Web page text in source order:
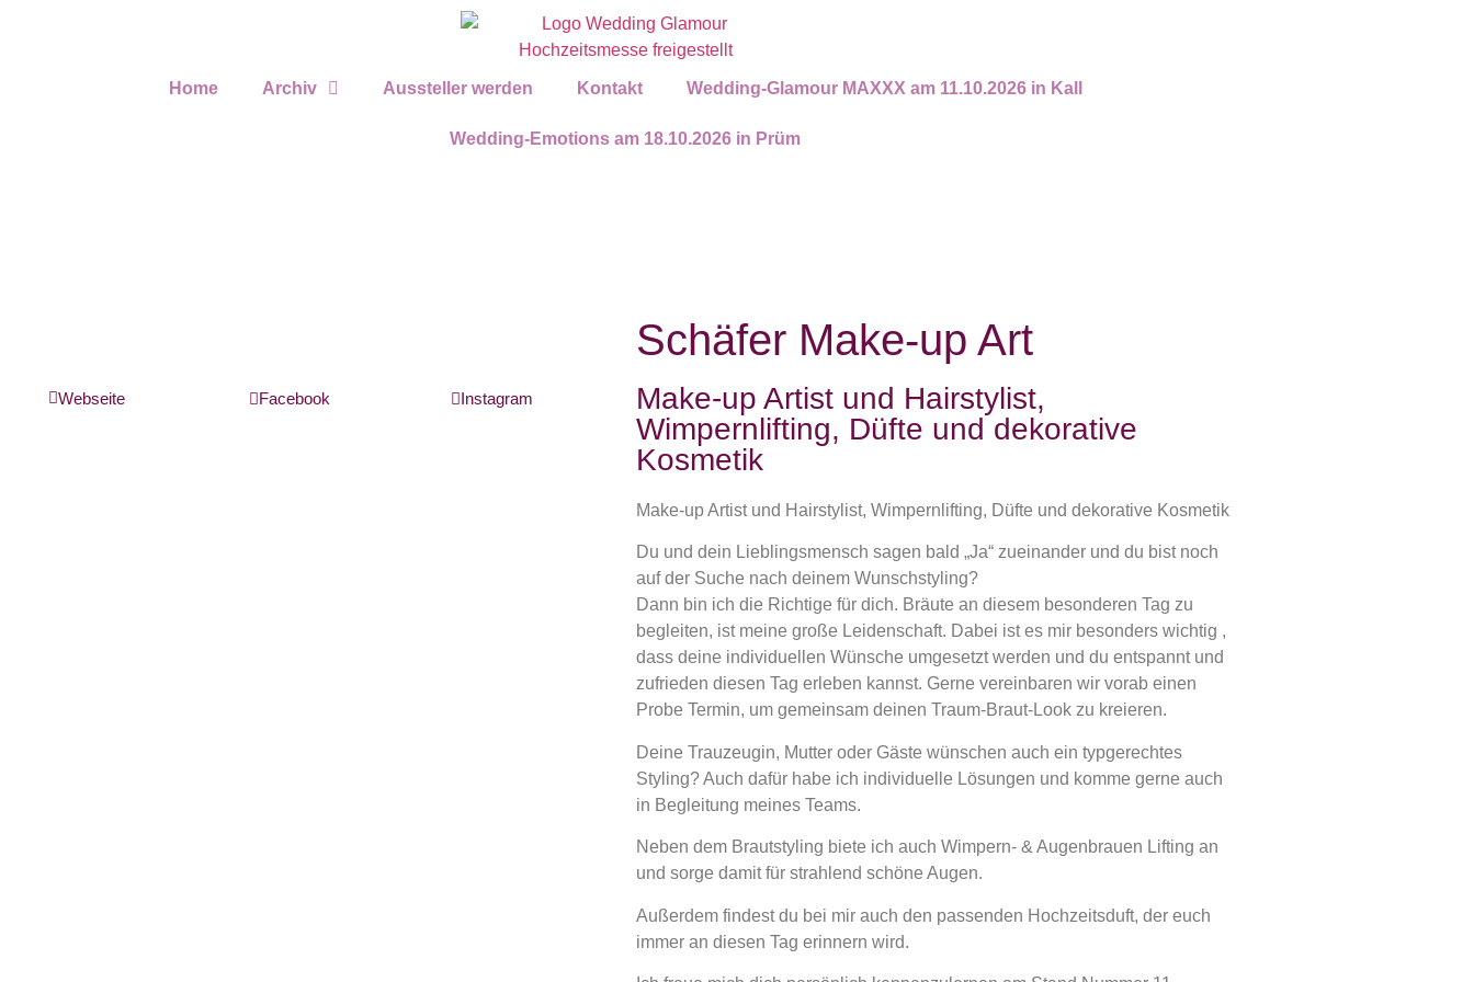
Home Archiv Aussteller werden Kontakt Wedding-Glamour MAXXX am 11.10.2026 in Kall
Wedding-Emotions am 18.10.2026 in Prüm
Webseite Facebook Instagram
Schäfer Make-up Art
Make-up Artist und Hairstylist,
Wimpernlifting, Düfte und dekorative
Kosmetik
Make-up Artist und Hairstylist, Wimpernlifting, Düfte und dekorative Kosmetik
Du und dein Lieblingsmensch sagen bald „Ja“ zueinander und du bist noch
auf der Suche nach deinem Wunschstyling?
Dann bin ich die Richtige für dich. Bräute an diesem besonderen Tag zu
begleiten, ist meine große Leidenschaft. Dabei ist es mir besonders wichtig ,
dass deine individuellen Wünsche umgesetzt werden und du entspannt und
zufrieden diesen Tag erleben kannst. Gerne vereinbaren wir vorab einen
Probe Termin, um gemeinsam deinen Traum-Braut-Look zu kreieren.
Deine Trauzeugin, Mutter oder Gäste wünschen auch ein typgerechtes
Styling? Auch dafür habe ich individuelle Lösungen und komme gerne auch
in Begleitung meines Teams.
Neben dem Brautstyling biete ich auch Wimpern- & Augenbrauen Lifting an
und sorge damit für strahlend schöne Augen.
Außerdem findest du bei mir auch den passenden Hochzeitsduft, der euch
immer an diesen Tag erinnern wird.